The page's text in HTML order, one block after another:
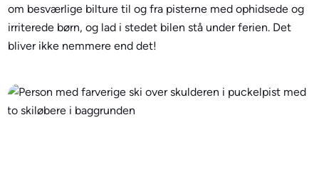
om besværlige bilture til og fra pisterne med ophidsede og
irriterede børn, og lad i stedet bilen stå under ferien. Det
bliver ikke nemmere end det!